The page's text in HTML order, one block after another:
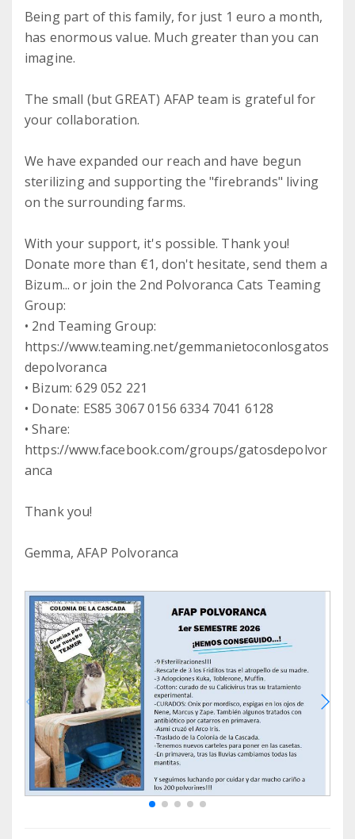
Being part of this family, for just 1 euro a month,
has enormous value. Much greater than you can
imagine.
The small (but GREAT) AFAP team is grateful for
your collaboration.
We have expanded our reach and have begun
sterilizing and supporting the "firebrands" living
on the surrounding farms.
With your support, it's possible. Thank you!
Donate more than €1, don't hesitate, send them a
Bizum... or join the 2nd Polvoranca Cats Teaming
Group:
• 2nd Teaming Group:
https://www.teaming.net/gemmanietoconlosgatos
depolvoranca
• Bizum: 629 052 221
• Donate: ES85 3067 0156 6334 7041 6128
• Share:
https://www.facebook.com/groups/gatosdepolvor
anca
Thank you!